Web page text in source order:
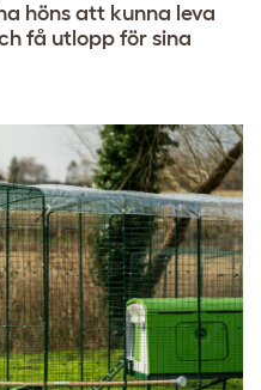
höns att kunna leva
få utlopp för sina